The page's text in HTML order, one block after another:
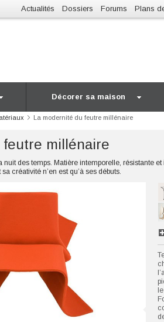
Actualités Dossiers Forums Plans
Décorer sa maison
La modernité du feutre millénaire
millénaire
des temps. Matière intemporelle, résistante et
créativité n’en est qu’à ses débuts.